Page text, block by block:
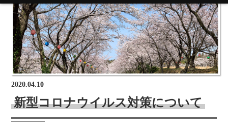
講演の依頼について
M&Aのご提案について
店舗のご案内
経営理念と使命
組織図
沿革
経営方針
過去の経営方針
取り組み
通販事業
自社PB製造販売事業
地域向け学生服販売
お知らせ
受賞歴
2020.04.10
新型コロナウイルス対策について